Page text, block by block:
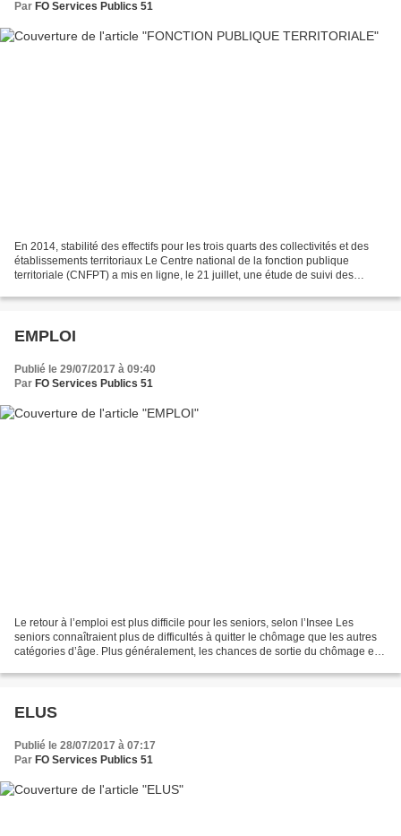
Par FO Services Publics 51
En 2014, stabilité des effectifs pour les trois quarts des collectivités et des
établissements territoriaux Le Centre national de la fonction publique
territoriale (CNFPT) a mis en ligne, le 21 juillet, une étude de suivi des
EMPLOI
Publié le 29/07/2017 à 09:40
Par FO Services Publics 51
Le retour à l’emploi est plus difficile pour les seniors, selon l’Insee Les
seniors connaîtraient plus de difficultés à quitter le chômage que les autres
catégories d’âge. Plus généralement, les chances de sortie du chômage et
ELUS
Publié le 28/07/2017 à 07:17
Par FO Services Publics 51